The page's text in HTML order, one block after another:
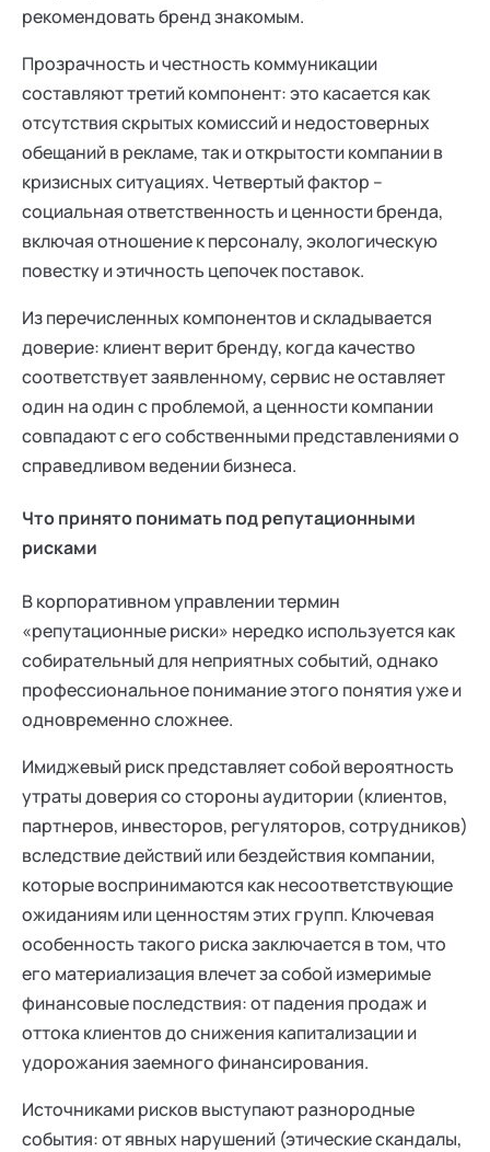
рекомендовать бренд знакомым.
Прозрачность и честность коммуникации
составляют третий компонент: это касается как
отсутствия скрытых комиссий и недостоверных
обещаний в рекламе, так и открытости компании в
кризисных ситуациях. Четвертый фактор –
социальная ответственность и ценности бренда,
включая отношение к персоналу, экологическую
повестку и этичность цепочек поставок.
Из перечисленных компонентов и складывается
доверие: клиент верит бренду, когда качество
соответствует заявленному, сервис не оставляет
один на один с проблемой, а ценности компании
совпадают с его собственными представлениями о
справедливом ведении бизнеса.
Что принято понимать под репутационными
рисками
В корпоративном управлении термин
«репутационные риски» нередко используется как
собирательный для неприятных событий, однако
профессиональное понимание этого понятия уже и
одновременно сложнее.
Имиджевый риск представляет собой вероятность
утраты доверия со стороны аудитории (клиентов,
партнеров, инвесторов, регуляторов, сотрудников)
вследствие действий или бездействия компании,
которые воспринимаются как несоответствующие
ожиданиям или ценностям этих групп. Ключевая
особенность такого риска заключается в том, что
его материализация влечет за собой измеримые
финансовые последствия: от падения продаж и
оттока клиентов до снижения капитализации и
удорожания заемного финансирования.
Источниками рисков выступают разнородные
события: от явных нарушений (этические скандалы,